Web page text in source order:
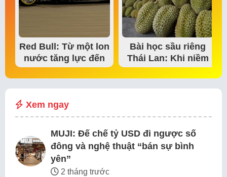
Red Bull: Từ một lon
nước tăng lực đến
đế chế thể…
Bài học sầu riêng
Thái Lan: Khi niềm
tin thị trường bắt…
Xem ngay
MUJI: Đế chế tỷ USD đi ngược số
đông và nghệ thuật “bán sự bình
yên”
2 tháng trước